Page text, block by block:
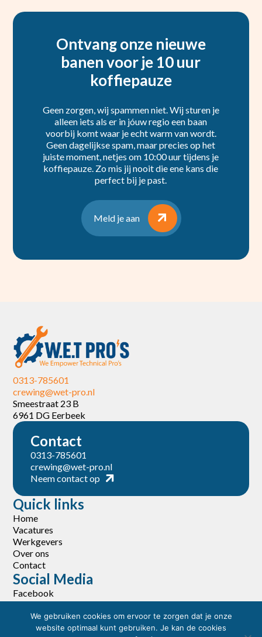
Ontvang onze nieuwe
banen voor je 10 uur
koffiepauze
Geen zorgen, wij spammen niet. Wij sturen je
alleen iets als er in jóuw regio een baan
voorbij komt waar je echt warm van wordt.
Geen dagelijkse spam, maar precies op het
juiste moment, netjes om 10:00 uur tijdens je
koffiepauze. Zo mis jij nooit die ene kans die
perfect bij je past.
Meld je aan
0313-785601
crewing@wet-pro.nl
Smeestraat 23 B
6961 DG Eerbeek
Contact
0313-785601
crewing@wet-pro.nl
Neem contact op
Quick links
Home
Vacatures
Werkgevers
Over ons
Contact
Social Media
Facebook
LinkedIn
We gebruiken cookies om ervoor te zorgen dat je onze
website optimaal kunt gebruiken. Je kan de cookies